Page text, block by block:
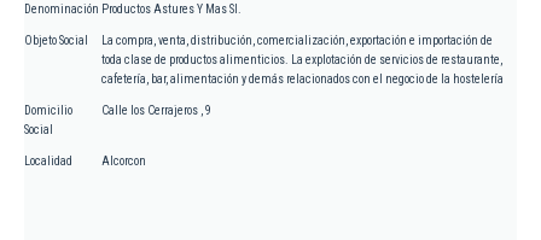
Denominación Productos Astures Y Mas Sl.
Objeto Social
La compra, venta, distribución, comercialización, exportación e importación de
toda clase de productos alimenticios. La explotación de servicios de restaurante,
cafetería, bar, alimentación y demás relacionados con el negocio de la hostelería
Domicilio
Social
Calle los Cerrajeros , 9
Localidad Alcorcon